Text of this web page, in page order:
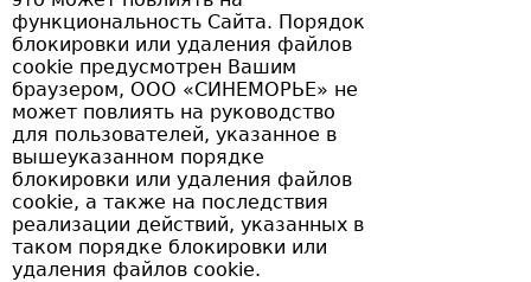
функциональность Сайта. Порядок
блокировки или удаления файлов
cookie предусмотрен Вашим
браузером, ООО «СИНЕМОРЬЕ» не
может повлиять на руководство
для пользователей, указанное в
вышеуказанном порядке
блокировки или удаления файлов
cookie, а также на последствия
реализации действий, указанных в
таком порядке блокировки или
удаления файлов cookie.